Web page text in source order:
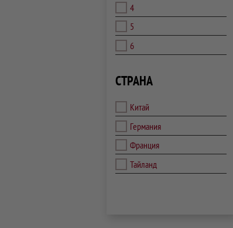
4
5
6
СТРАНА
Китай
Германия
Франция
Тайланд